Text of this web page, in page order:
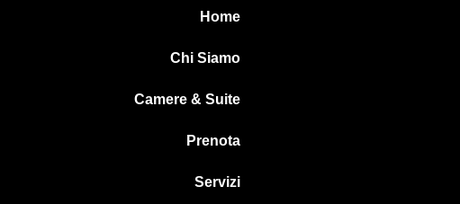
Home
Chi Siamo
Camere & Suite
Prenota
Servizi